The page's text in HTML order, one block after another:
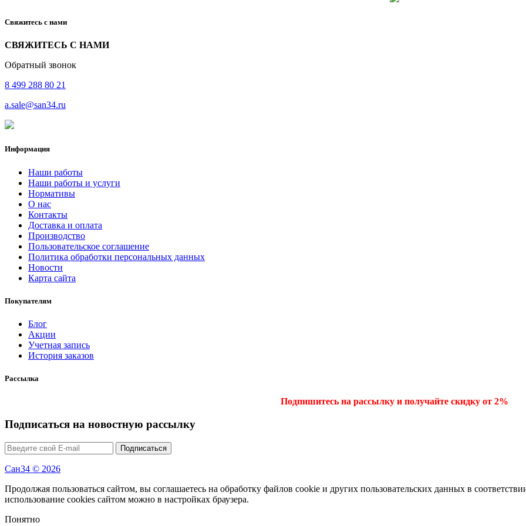
Свяжитесь с нами
СВЯЖИТЕСЬ С НАМИ
Обратный звонок
8 499 288 80 21
a.sale@san34.ru
Информация
Наши работы
Наши работы и услуги
Нормативы
О нас
Контакты
Доставка и оплата
Производство
Пользовательское соглашение
Политика обработки персональных данных
Новости
Карта сайта
Покупателям
Блог
Акции
Учетная запись
История заказов
Рассылка
Подпишитесь на рассылку и получайте скидку от 2%
Подписаться на новостную рассылку
Подписаться
Сан34 © 2026
Продолжая пользоваться сайтом, вы соглашаетесь на обработку файлов cookie и других пользовательских данных в
использование cookies сайтом можно в настройках браузера.
Понятно